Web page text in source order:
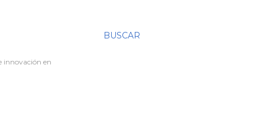
BUSCAR
innovación en